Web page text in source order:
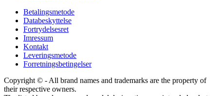
Betalingsmetode
Databeskyttelse
Fortrydelsesret
Imressum
Kontakt
Leveringsmetode
Forretningsbetingelser
Copyright © - All brand names and trademarks are the property of
their respective owners.